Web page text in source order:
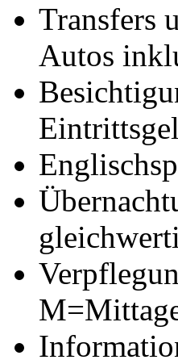
Transfers
Autos